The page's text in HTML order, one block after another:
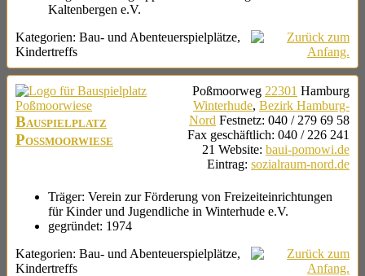
Kaltenbergen e.V.
Kategorien: Bau- und Abenteuerspielplätze,
Kindertreffs
Bauspielplatz
Poßmoorwiese
Poßmoorweg 22301 Hamburg
Winterhude, Bezirk Hamburg-
Nord Festnetz: 040 / 279 69 58
Fax geschäftlich: 040 / 226 241
21 Website: baui-pomowi.de
Eintrag: sozialraum-nord.de
Träger: Verein zur Förderung von Freizeiteinrichtungen
für Kinder und Jugendliche in Winterhude e.V.
gegründet: 1974
Kategorien: Bau- und Abenteuerspielplätze,
Kindertreffs